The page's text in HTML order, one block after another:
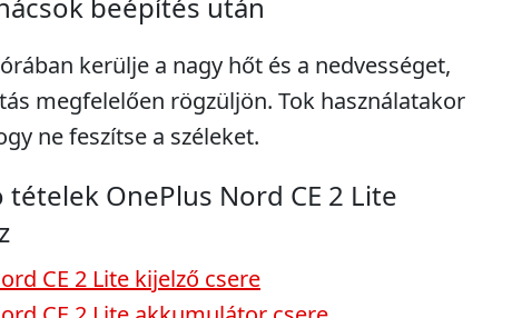
kerülje a nagy hőt és a nedvességet,
megfelelően rögzüljön. Tok használatakor
ne feszítse a széleket.
tételek OnePlus Nord CE 2 Lite
CE 2 Lite kijelző csere